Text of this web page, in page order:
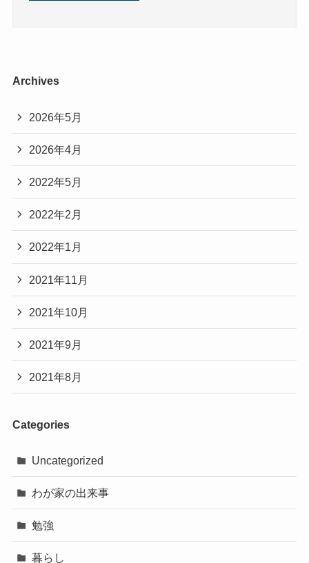
Archives
2026年5月
2026年4月
2022年5月
2022年2月
2022年1月
2021年11月
2021年10月
2021年9月
2021年8月
Categories
Uncategorized
わが家の出来事
勉強
暮らし